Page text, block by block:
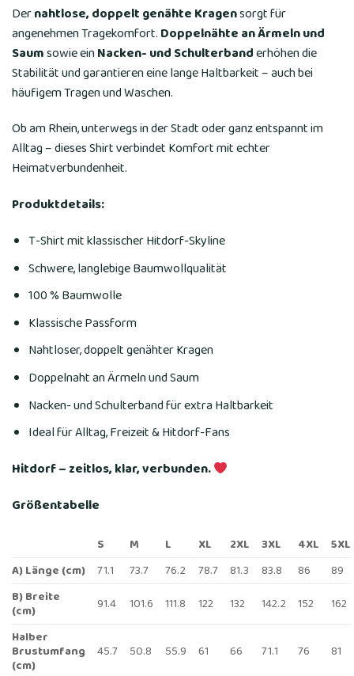
Dernahtlose, doppelt genähte Kragensorgt für
angenehmen Tragekomfort. Doppelnähte an Ärmeln und
Saumsowie einNacken- und Schulterbanderhöhen die
Stabilität und garantieren eine lange Haltbarkeit – auch bei
häufigem Tragen und Waschen.
Ob am Rhein, unterwegs in der Stadt oder ganz entspannt im
Alltag – dieses Shirt verbindet Komfort mit echter
Heimatverbundenheit.
Produktdetails:
T-Shirt mit klassischer Hitdorf-Skyline
Schwere, langlebige Baumwollqualität
100 % Baumwolle
Klassische Passform
Nahtloser, doppelt genähter Kragen
Doppelnaht an Ärmeln und Saum
Nacken- und Schulterband für extra Haltbarkeit
Ideal für Alltag, Freizeit & Hitdorf-Fans
Hitdorf – zeitlos, klar, verbunden.
Größentabelle
S M L XL 2XL 3XL 4XL
5XL
A) Länge (cm)
71.1 73.7 76.2 78.7 81.3 83.8 86
89
B) Breite
(cm) 91.4 101.6 111.8 122 132 142.2 152
162
Halber
Brustumfang
(cm)
45.7 50.8 55.9 61 66 71.1 76 81